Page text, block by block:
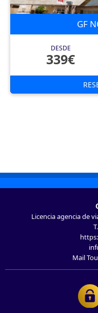
GF
DESDE
339€
Licencia agencia de
Mail